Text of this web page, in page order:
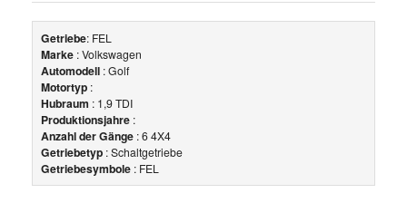
Getriebe: FEL
Marke : Volkswagen
Automodell : Golf
Motortyp :
Hubraum : 1,9 TDI
Produktionsjahre :
Anzahl der Gänge : 6 4X4
Getriebetyp : Schaltgetriebe
Getriebesymbole : FEL